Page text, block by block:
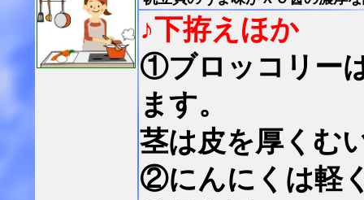
♪下拵えほか
①ブロッコリー
ます。
茎は皮を厚くむ
②にんにくは軽